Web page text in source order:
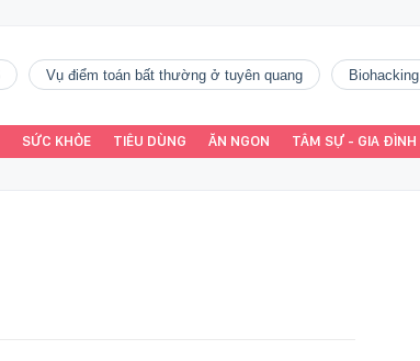
vụ điểm toán bất thường ở tuyên quang Biohacking
SỨC KHỎE TIÊU DÙNG ĂN NGON TÂM SỰ - GIA ĐÌNH